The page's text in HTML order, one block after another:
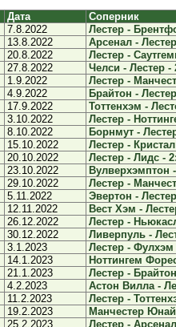
Дата
Соперник
7.8.2022
Лестер -
13.8.2022
Арсенал -
20.8.2022
Лестер -
27.8.2022
Челси - Лестер -
1.9.2022
Лестер -
4.9.2022
Брайтон -
17.9.2022
Тоттенхэм -
3.10.2022
Лестер -
8.10.2022
Борнмут -
15.10.2022
Лестер -
20.10.2022
Лестер - Лидс -
23.10.2022
Вулверхэмптон
29.10.2022
Лестер -
5.11.2022
Эвертон -
12.11.2022
Вест Хэм -
26.12.2022
Лестер -
30.12.2022
Ливерпуль -
3.1.2023
Лестер - Фулхэм
14.1.2023
Ноттингем
21.1.2023
Лестер -
4.2.2023
Астон Вилла -
11.2.2023
Лестер -
19.2.2023
Манчестер
25.2.2023
Лестер -